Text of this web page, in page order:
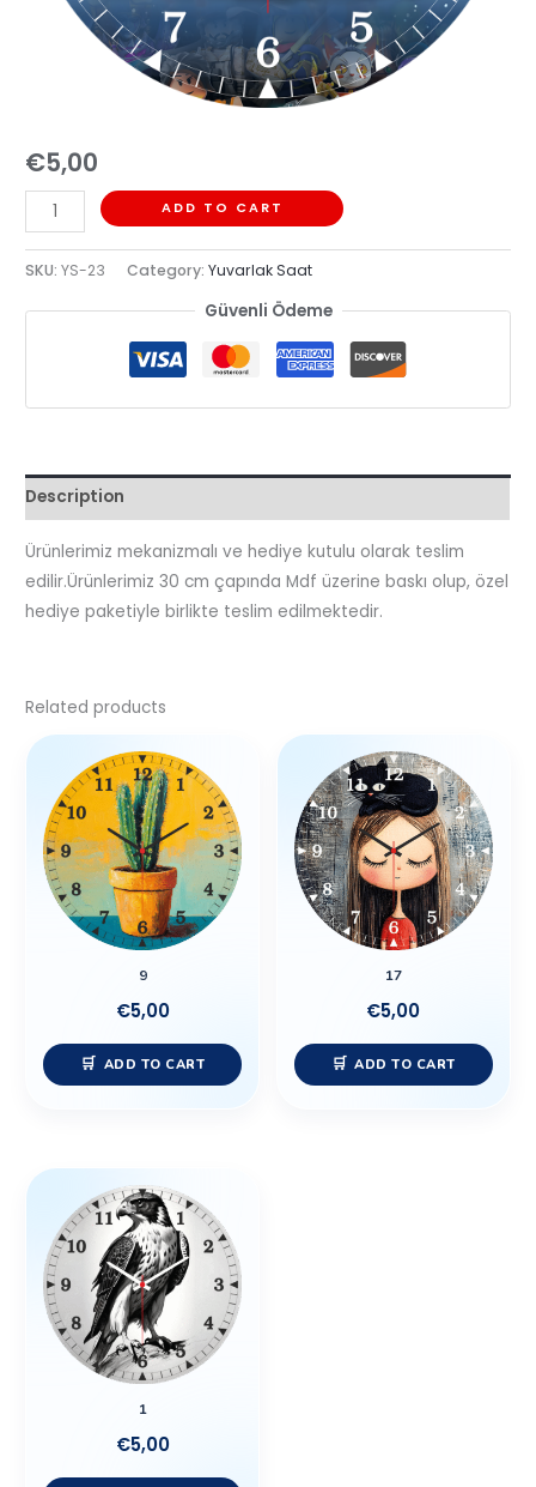
€5,00
ADD TO CART
SKU:YS-23 Category:Yuvarlak Saat
Güvenli Ödeme
Description
Ürünlerimiz mekanizmalı ve hediye kutulu olarak teslim
edilir.Ürünlerimiz 30 cm çapında Mdf üzerine baskı olup, özel
hediye paketiyle birlikte teslim edilmektedir.
Related products
9
€5,00
ADD TO CART
17
€5,00
ADD TO CART
1
€5,00